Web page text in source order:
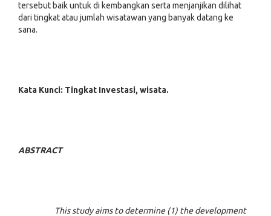
tersebut baik untuk di kembangkan serta menjanjikan dilihat
dari tingkat atau jumlah wisatawan yang banyak datang ke
sana.
Kata Kunci: Tingkat Investasi, wisata.
ABSTRACT
This study aims to determine (1) the development